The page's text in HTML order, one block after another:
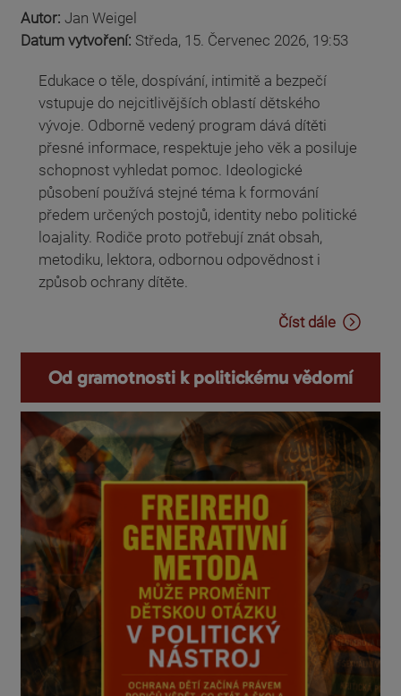
Autor: Jan Weigel
Datum vytvoření: Středa, 15. Červenec 2026, 19:53
Edukace o těle, dospívání, intimitě a bezpečí
vstupuje do nejcitlivějších oblastí dětského
vývoje. Odborně vedený program dává dítěti
přesné informace, respektuje jeho věk a posiluje
schopnost vyhledat pomoc. Ideologické
působení používá stejné téma k formování
předem určených postojů, identity nebo politické
loajality. Rodiče proto potřebují znát obsah,
metodiku, lektora, odbornou odpovědnost i
způsob ochrany dítěte.
Číst dále
Od gramotnosti k politickému vědomí